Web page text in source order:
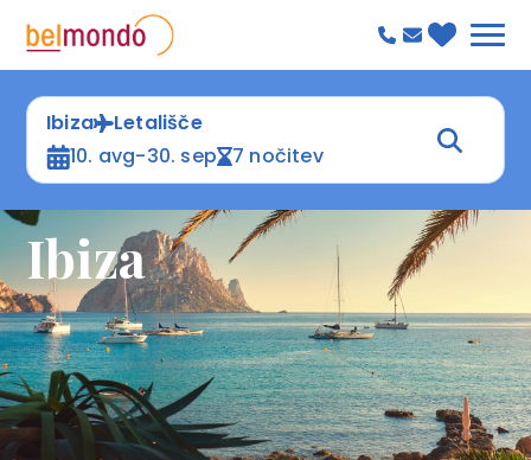
Ibiza
Letališče
10. avg-30. sep
7 nočitev
Ibiza